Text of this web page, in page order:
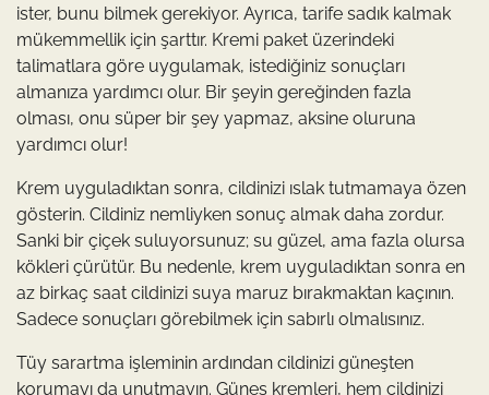
ister, bunu bilmek gerekiyor. Ayrıca, tarife sadık kalmak
mükemmellik için şarttır. Kremi paket üzerindeki
talimatlara göre uygulamak, istediğiniz sonuçları
almanıza yardımcı olur. Bir şeyin gereğinden fazla
olması, onu süper bir şey yapmaz, aksine oluruna
yardımcı olur!
Krem uyguladıktan sonra, cildinizi ıslak tutmamaya özen
gösterin. Cildiniz nemliyken sonuç almak daha zordur.
Sanki bir çiçek suluyorsunuz; su güzel, ama fazla olursa
kökleri çürütür. Bu nedenle, krem uyguladıktan sonra en
az birkaç saat cildinizi suya maruz bırakmaktan kaçının.
Sadece sonuçları görebilmek için sabırlı olmalısınız.
Tüy sarartma işleminin ardından cildinizi güneşten
korumayı da unutmayın. Güneş kremleri, hem cildinizi